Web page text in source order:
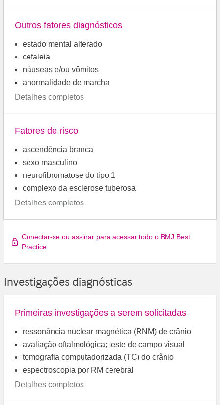
Outros fatores diagnósticos
estado mental alterado
cefaleia
náuseas e/ou vômitos
anormalidade de marcha
Detalhes completos
Fatores de risco
ascendência branca
sexo masculino
neurofibromatose do tipo 1
complexo da esclerose tuberosa
Detalhes completos
Conectar-se ou assinar para acessar todo o BMJ Best
Practice
Investigações diagnósticas
Primeiras investigações a serem solicitadas
ressonância nuclear magnética (RNM) de crânio
avaliação oftalmológica; teste de campo visual
tomografia computadorizada (TC) do crânio
espectroscopia por RM cerebral
Detalhes completos